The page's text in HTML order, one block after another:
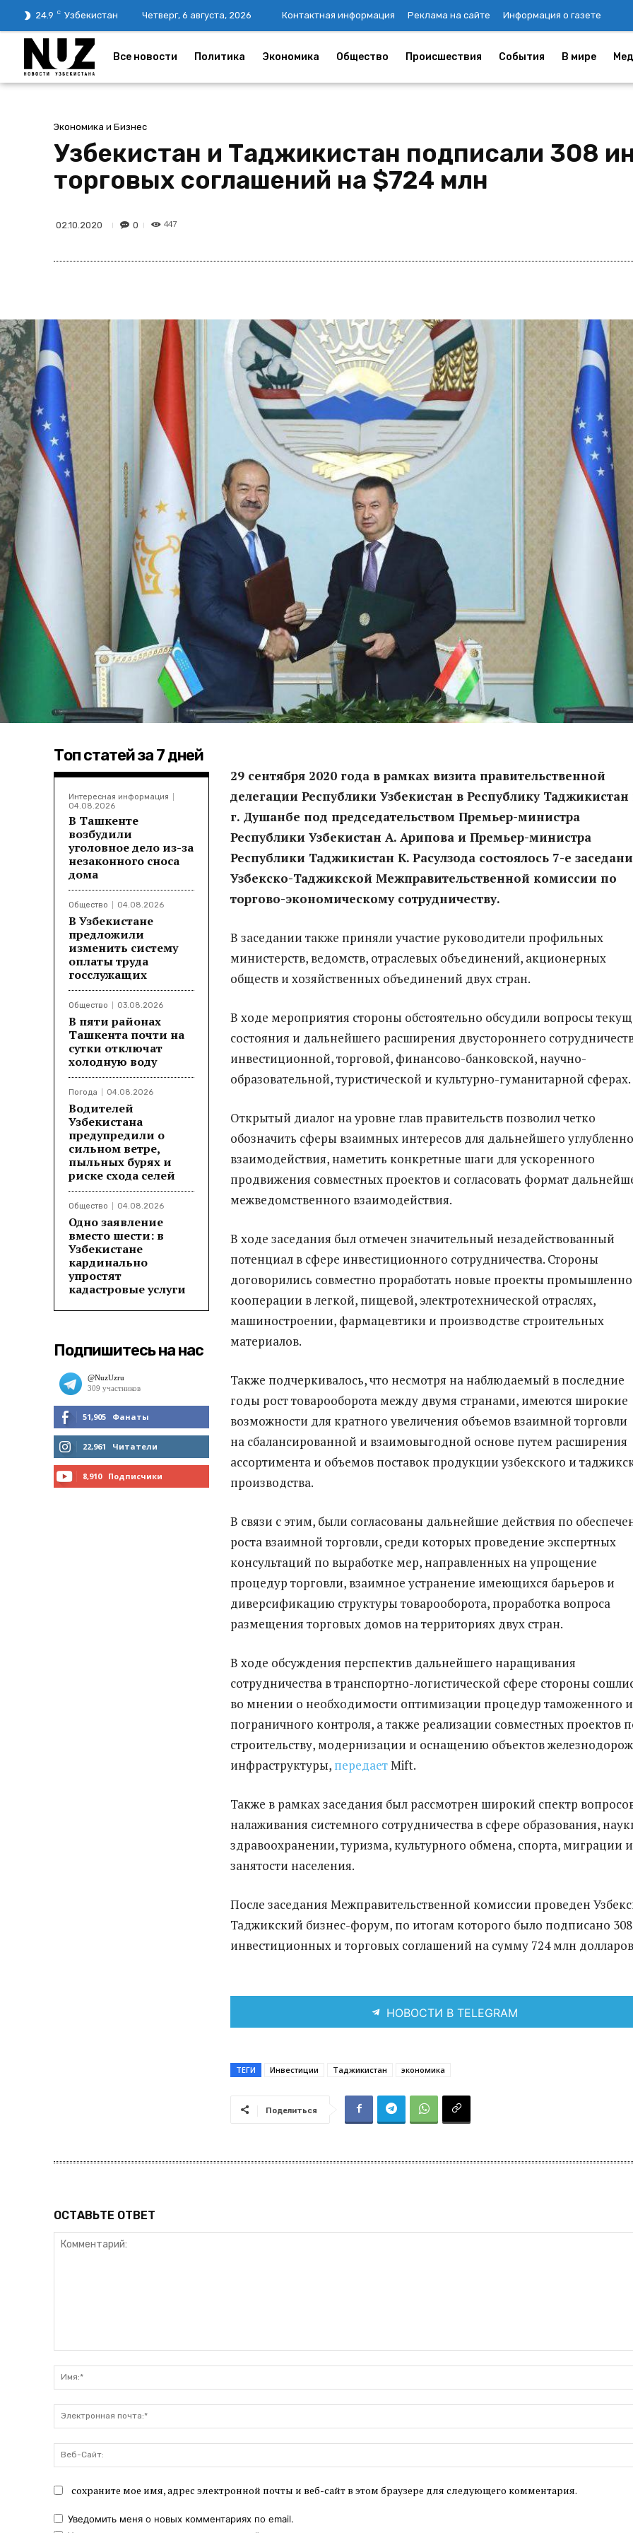
24.9 C Узбекистан Четверг, 6 августа, 2026 Контактная информация Реклама на сайте Информация о газете
Все новости Политика Экономика Общество Происшествия События В мире
Экономика и Бизнес
Узбекистан и Таджикистан подписали 308
торговых соглашений на $724 млн
02.10.2020 0 447
Топ статей за 7 дней
Интересная информация
04.08.2026
В Ташкенте
возбудили
уголовное дело из-за
незаконного сноса
дома
Общество 04.08.2026
В Узбекистане
предложили
изменить систему
оплаты труда
госслужащих
Общество 03.08.2026
В пяти районах
Ташкента почти на
сутки отключат
холодную воду
Погода 04.08.2026
Водителей
Узбекистана
предупредили о
сильном ветре,
пыльных бурях и
риске схода селей
Общество 04.08.2026
Одно заявление
вместо шести: в
Узбекистане
кардинально
упростят
кадастровые услуги
Подпишитесь на нас
51,905 Фанаты
МНЕ НРАВИТСЯ
22,961 Читатели
8,910 Подписчики
29 сентября 2020 года в рамках визита правительственной
делегации Республики Узбекистан в Республику Таджикистан
г. Душанбе под председательством Премьер-министра
Республики Узбекистан А. Арипова и Премьер-министра
Республики Таджикистан К. Расулзода состоялось 7-е
Узбекско-Таджикской Межправительственной комиссии по
торгово-экономическому сотрудничеству.
В заседании также приняли участие руководители профильных
министерств, ведомств, отраслевых объединений, акционерных
обществ и хозяйственных объединений двух стран.
В ходе мероприятия стороны обстоятельно обсудили вопросы
состояния и дальнейшего расширения двустороннего
инвестиционной, торговой, финансово-банковской, научно-
образовательной, туристической и культурно-гуманитарной сферах.
Открытый диалог на уровне глав правительств позволил четко
обозначить сферы взаимных интересов для дальнейшего
взаимодействия, наметить конкретные шаги для ускоренного
продвижения совместных проектов и согласовать формат
межведомственного взаимодействия.
В ходе заседания был отмечен значительный незадействованный
потенциал в сфере инвестиционного сотрудничества. Стороны
договорились совместно проработать новые проекты
кооперации в легкой, пищевой, электротехнической отраслях,
машиностроении, фармацевтики и производстве строительных
материалов.
Также подчеркивалось, что несмотря на наблюдаемый в последние
годы рост товарооборота между двумя странами, имеются широкие
возможности для кратного увеличения объемов взаимной торговли
на сбалансированной и взаимовыгодной основе путем расширения
ассортимента и объемов поставок продукции узбекского и
производства.
В связи с этим, были согласованы дальнейшие действия по
роста взаимной торговли, среди которых проведение экспертных
консультаций по выработке мер, направленных на упрощение
процедур торговли, взаимное устранение имеющихся барьеров и
диверсификацию структуры товарооборота, проработка вопроса
размещения торговых домов на территориях двух стран.
В ходе обсуждения перспектив дальнейшего наращивания
сотрудничества в транспортно-логистической сфере стороны
во мнении о необходимости оптимизации процедур таможенного и
пограничного контроля, а также реализации совместных проектов
строительству, модернизации и оснащению объектов
инфраструктуры, передаетMift.
Также в рамках заседания был рассмотрен широкий спектр
налаживания системного сотрудничества в сфере образования,
здравоохранении, туризма, культурного обмена, спорта, миграции и
занятости населения.
После заседания Межправительственной комиссии проведен
Таджикский бизнес-форум, по итогам которого было подписано 308
инвестиционных и торговых соглашений на сумму 724 млн
НОВОСТИ В TELEGRAM
ТЕГИ Инвестиции Таджикистан экономика
Поделиться
ОСТАВЬТЕ ОТВЕТ
сохраните мое имя, адрес электронной почты и веб-сайт в этом браузере для следующего комментария.
Уведомить меня о новых комментариях по email.